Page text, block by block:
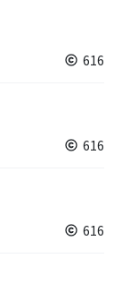
616
616
616